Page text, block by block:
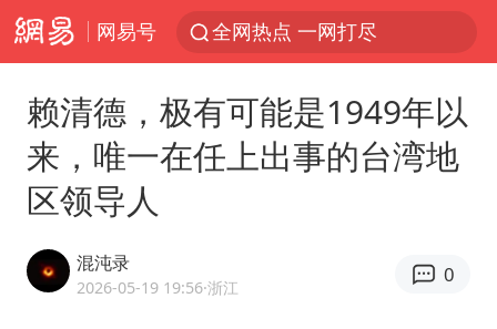
网易号 全网热点 一网打尽
赖清德，极有可能是1949年以
来，唯一在任上出事的台湾地
区领导人
混沌录
2026-05-19 19:56·浙江
0